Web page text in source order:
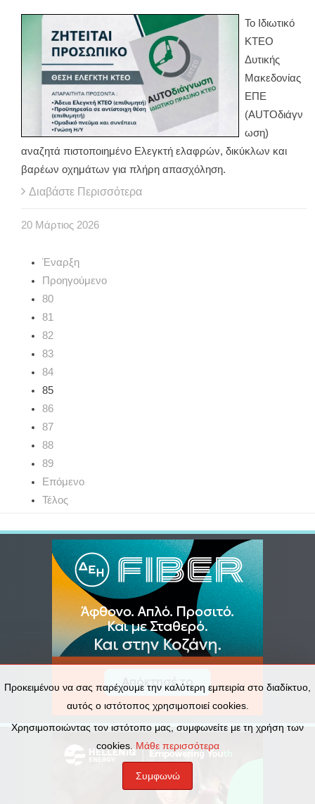
Το Ιδιωτικό
ΚΤΕΟ
Δυτικής
Μακεδονίας
ΕΠΕ
(AUTOδιάγν
ωση)
αναζητά πιστοποιημένο Ελεγκτή ελαφρών, δικύκλων και
βαρέων οχημάτων για πλήρη απασχόληση.
Διαβάστε Περισσότερα
20 Μάρτιος 2026
Έναρξη
Προηγούμενο
80
81
82
83
84
85
86
87
88
89
Επόμενο
Τέλος
Προκειμένου να σας παρέχουμε την καλύτερη εμπειρία στο διαδίκτυο,
αυτός ο ιστότοπος χρησιμοποιεί cookies.
Χρησιμοποιώντας τον ιστότοπο μας, συμφωνείτε με τη χρήση των
cookies. Μάθε περισσότερα
Συμφωνώ